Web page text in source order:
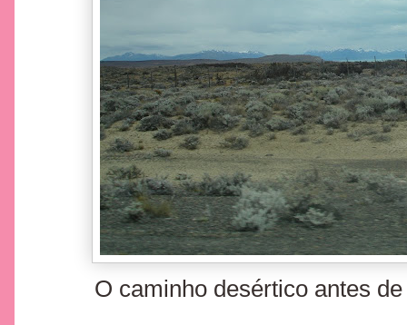
O caminho desértico antes